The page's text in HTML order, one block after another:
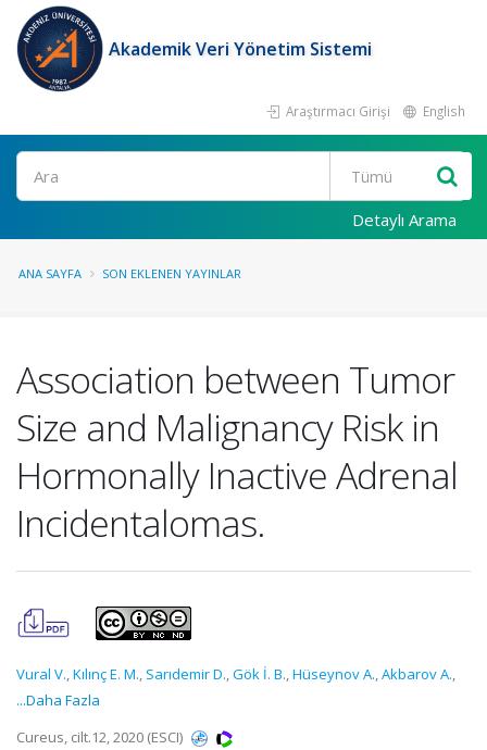
Akademik Veri Yönetim Sistemi
Araştırmacı Girişi English
Ara
Detaylı Arama
ANA SAYFA SON EKLENEN YAYINLAR
Association between Tumor
Size and Malignancy Risk in
Hormonally Inactive Adrenal
Incidentalomas.
Vural V.,Kılınç E. M., Sarıdemir D.,Gök İ. B.,Hüseynov A.,Akbarov A.,
...Daha Fazla
Cureus, cilt.12, 2020 (ESCI)